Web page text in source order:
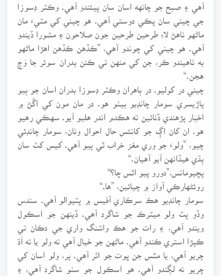
آهي ۽ صبح جو چانهه اسان سان پيئندو آهي. وڪٽر ڊسوزا
جي چيني سان پڪي دوستي آهي. هو چيني کي مٽيءَ مان
ماڻهو ٺاهڻ لاءِ طرحين طرحين جون صلاحون ۽ مشورا ڏيندو
آهي. هو چيني کي چوندو آهي، ”ڪڏهن ڪڏهن اهڙا ماڻهو
به ٺاهيندو ڪر، جن کي منهن تي ڪنن بدران سوئر جا وَڄ
هجن.“
چيني در کوليو. در ٻاهران وڪٽر ڊسوزا بدران اسان جو ٻيو
پاڙيسري سومار چانڊيو بيٺو هو. در مان مون کي اڱڻ ۾
اخبار پڙهندي ڏٺائين ته هڪدم اندر هليو آيو. سهڪي رهيو
هو. ان کان اڳ جو کانئس حال احوال وٺان، سومار چانڊئي
چيو، ”ولوءَ جو وري مغز خراب ٿي پيو آهي. کيس کٽ سان
ٻڌي هيڏانهن آيو آهيان.“
پڇيومانس،”دورو پيو اٿس ڇا؟“
روئڻهارڪي آواز ۾ چيائين، ”ها.“
سومار چانڊيو هڪ سرڪاري آفيس ۾ پٽيوالو آهي. سندس
وڏو پٽ ولو ميٽرڪ جو شاگرد آهي. ڏينهن جو اسڪول
ويندو آهي، ۽ رات جو هڪ واشنگ واري جي دڪان تي
ڪپڙا استري ڪندو آهي. ماڻهن جو خيال آهي ته ولو يا ته اَڌ
چريو آهي، يا مٿس جن ڀوت جو اثر آهي. پر، ولو اسان کي
چريو نه لڳندو آهي. هو اسڪول جو سٺو شاگرد آهي، ۽